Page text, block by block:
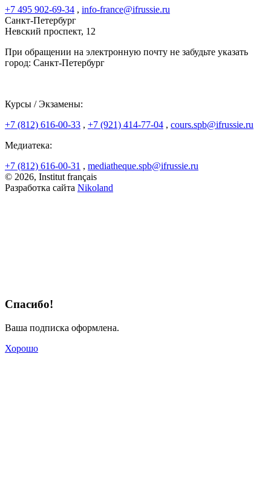
+7 495 902-69-34 , info-france@ifrussie.ru
Санкт-Петербург
Невский проспект, 12
При обращении на электронную почту не забудьте указать
город: Санкт-Петербург
Курсы / Экзамены:
+7 (812) 616-00-33 , +7 (921) 414-77-04 , cours.spb@ifrussie.ru
Медиатека:
+7 (812) 616-00-31 , mediatheque.spb@ifrussie.ru
© 2026, Institut français
Разработка сайта Nikoland
Спасибо!
Ваша подписка оформлена.
Хорошо